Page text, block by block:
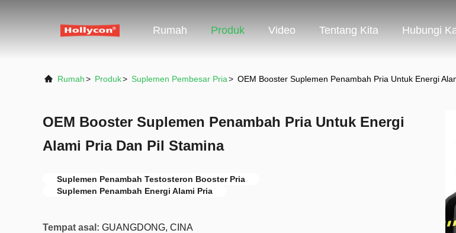
Rumah Produk Video Tentang Kita Hubungi
Rumah> Produk> Suplemen Pembesar Pria> OEM Booster Suplemen Penambah Pria Untuk Energi
OEM Booster Suplemen Penambah Pria Untuk Energi
Alami Pria Dan Pil Stamina
Suplemen Penambah Testosteron Booster Pria
Suplemen Penambah Energi Alami Pria
Tempat asal: GUANGDONG, CINA